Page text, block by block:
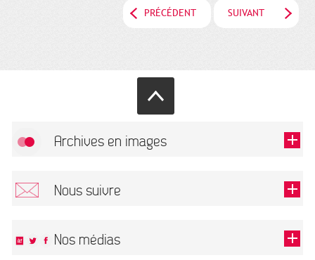
PRÉCÉDENT SUIVANT
Archives en images
Nous suivre
Nos médias